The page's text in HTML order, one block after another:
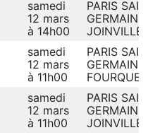
samedi
12 mars
à 14h00
PARIS SAINT-
GERMAIN
JOINVILLE
samedi
12 mars
à 11h00
PARIS SAINT-
GERMAIN
FOURQUEUX
samedi
12 mars
à 11h00
PARIS SAINT-
GERMAIN
JOINVILLE